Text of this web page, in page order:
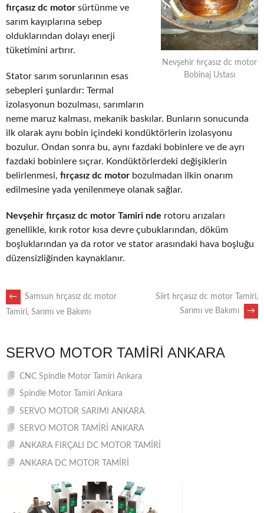
Nevşehir fırçasız dc motor
Bobinaj Ustası
fırçasız dc motor sürtünme ve
sarım kayıplarına sebep
olduklarından dolayı enerji
tüketimini artırır.
Stator sarım sorunlarının esas
sebepleri şunlardır: Termal
izolasyonun bozulması, sarımların
neme maruz kalması, mekanik baskılar. Bunların sonucunda
ilk olarak aynı bobin içindeki kondüktörlerin izolasyonu
bozulur. Ondan sonra bu, aynı fazdaki bobinlere ve de ayrı
fazdaki bobinlere sıçrar. Kondüktörlerdeki değişiklerin
belirlenmesi, fırçasız dc motor bozulmadan ilkin onarım
edilmesine yada yenilenmeye olanak sağlar.
Nevşehir fırçasız dc motor Tamiri nde rotoru arızaları
genellikle, kırık rotor kısa devre çubuklarından, döküm
boşluklarından ya da rotor ve stator arasındaki hava boşluğu
düzensizliğinden kaynaklanır.
POST
←
Samsun fırçasız dc motor
Tamiri, Sarımı ve Bakımı
Siirt fırçasız dc motor Tamiri,
Sarımı ve Bakımı
→
SERVO MOTOR TAMIRI ANKARA
CNC Spindle Motor Tamiri Ankara
Spindle Motor Tamiri Ankara
SERVO MOTOR SARIMI ANKARA
SERVO MOTOR TAMİRİ ANKARA
ANKARA FIRÇALI DC MOTOR TAMİRİ
ANKARA DC MOTOR TAMİRİ